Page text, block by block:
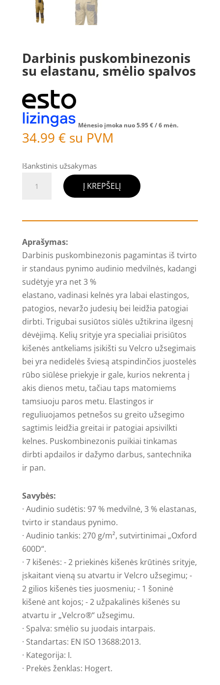
Darbinis puskombinezonis
su elastanu, smėlio spalvos
Mėnesio įmoka nuo5.95€/ 6 mėn.
34.99 € su PVM
Išankstinis užsakymas
kiekis:
puskombinezonis
elastanu,
smėlio
spalvos
Į KREPŠELĮ
Aprašymas:
Darbinis puskombinezonis pagamintas iš tvirto
ir standaus pynimo audinio medvilnės, kadangi
sudėtyje yra net 3 %
elastano, vadinasi kelnės yra labai elastingos,
patogios, nevaržo judesių bei leidžia patogiai
dirbti. Trigubai susiūtos siūlės užtikrina ilgesnį
dėvėjimą. Kelių srityje yra specialiai prisiūtos
kišenės antkeliams įsikišti su Velcro užsegimais
bei yra nedidelės šviesą atspindinčios juostelės
rūbo siūlėse priekyje ir gale, kurios nekrenta į
akis dienos metu, tačiau taps matomiems
tamsiuoju paros metu. Elastingos ir
reguliuojamos petnešos su greito užsegimo
sagtimis leidžia greitai ir patogiai apsivilkti
kelnes. Puskombinezonis puikiai tinkamas
dirbti apdailos ir dažymo darbus, santechnika
ir pan.
Savybės:
· Audinio sudėtis: 97 % medvilnė, 3 % elastanas,
tvirto ir standaus pynimo.
· Audinio tankis: 270 g/m², sutvirtinimai „Oxford
600D“.
· 7 kišenės: - 2 priekinės kišenės krūtinės srityje,
įskaitant vieną su atvartu ir Velcro užsegimu; -
2 gilios kišenės ties juosmeniu; - 1 šoninė
kišenė ant kojos; - 2 užpakalinės kišenės su
atvartu ir „Velcro®“ užsegimu.
· Spalva: smėlio su juodais intarpais.
· Standartas: EN ISO 13688:2013.
· Kategorija: I.
· Prekės ženklas: Hogert.